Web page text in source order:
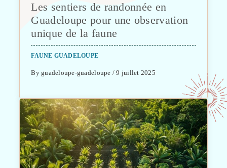
Les sentiers de randonnée en
Guadeloupe pour une observation
unique de la faune
FAUNE GUADELOUPE
By guadeloupe-guadeloupe / 9 juillet 2025